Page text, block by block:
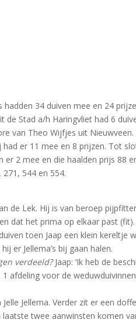
34 duiven mee en 24
de Stad a/h Haringvliet had 6
van Theo Wijfjes uit
er 11 mee en 8 prijzen. Tot
2 mee en die haalden prijs 88
544 en 554.
de Lek. Hij is van beroep
dat het prima op elkaar past (fit).
toen Jaap een klein kereltje
er Jellema’s bij gaan halen.
verdeeld?Jaap: ‘Ik heb de
afdeling voor de
Jellema. Verder zit er een
twee aanwinsten komen